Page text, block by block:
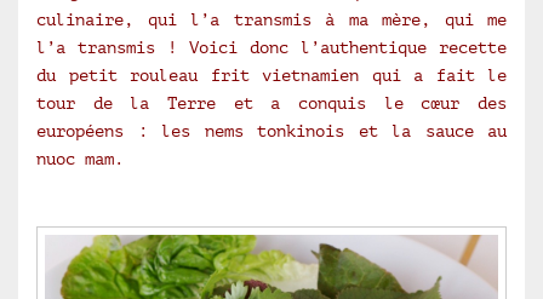
culinaire, qui l’a transmis à ma mère, qui me
l’a transmis ! Voici donc l’authentique recette
du petit rouleau frit vietnamien qui a fait le
tour de la Terre et a conquis le cœur des
européens : les nems tonkinois et la sauce au
nuoc mam.